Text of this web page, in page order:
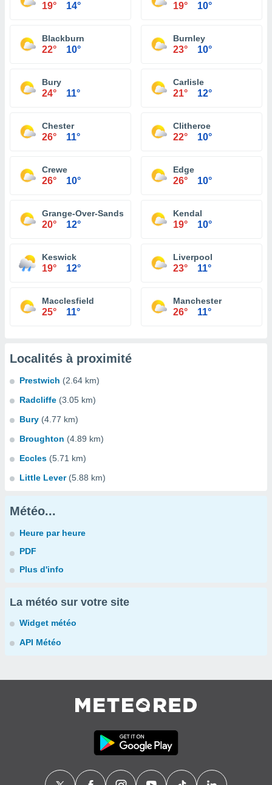
19° 14° 19° 10°
Blackburn
22° 10°
Burnley
23° 10°
Bury
24° 11°
Carlisle
21° 12°
Chester
26° 11°
Clitheroe
22° 10°
Crewe
26° 10°
Edge
26° 10°
Grange-Over-Sands
20° 12°
Kendal
19° 10°
Keswick
19° 12°
Liverpool
23° 11°
Macclesfield
25° 11°
Manchester
26° 11°
Localités à proximité
Prestwich (2.64 km)
Radcliffe (3.05 km)
Bury (4.77 km)
Broughton (4.89 km)
Eccles (5.71 km)
Little Lever (5.88 km)
Météo...
Heure par heure
PDF
Plus d'info
La météo sur votre site
Widget météo
API Météo